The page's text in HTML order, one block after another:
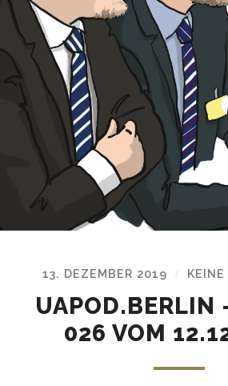
13. DEZEMBER 2019 / KEINE
UAPOD.BERLIN
026 VOM